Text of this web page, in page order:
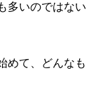
多いのではない
めて、どんなも